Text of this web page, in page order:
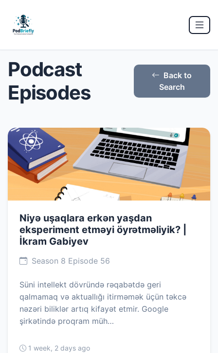
Podcast
Episodes
Back to
Search
Niyə uşaqlara erkən yaşdan
eksperiment etməyi öyrətməliyik? |
İkram Gabiyev
Season 8 Episode 56
Süni intellekt dövründə rəqabətdə geri
qalmamaq və aktuallığı itirməmək üçün təkcə
nəzəri biliklər artıq kifayət etmir. Google
şirkətində proqram müh…
1 week, 2 days ago